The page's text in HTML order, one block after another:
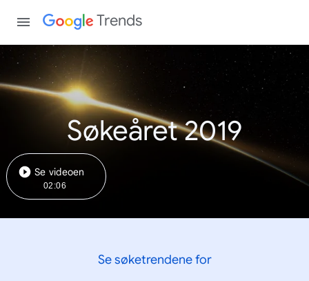
Trends
Søkeåret 2019
Se videoen
02:06
Se søketrendene for